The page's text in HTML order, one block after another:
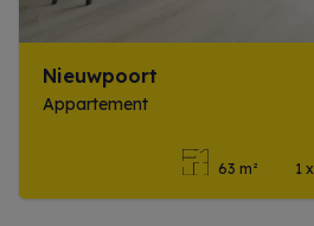
Nieuwpoort
Appartement
63 m² 1 x